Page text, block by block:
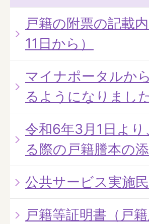
戸籍の附票の記載
11日から）
マイナポータルか
るようになりました
令和6年3月1日よ
る際の戸籍謄本の
公共サービス実施
戸籍等証明書（戸